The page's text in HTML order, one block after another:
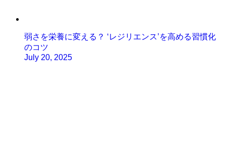
弱さを栄養に変える？ ‘レジリエンス’を高める習慣化
のコツ
July 20, 2025